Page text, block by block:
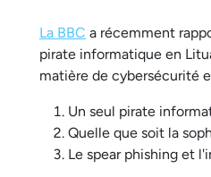
La BBC a récemment
pirate informatique en
matière de cybersécurité
Un seul pirate
Quelle que soit la
Le spear phishing et